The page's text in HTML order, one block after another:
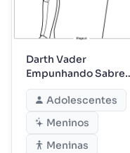
Darth Vader
Empunhando Sabre
com a Força
Adolescentes
Meninos
Meninas